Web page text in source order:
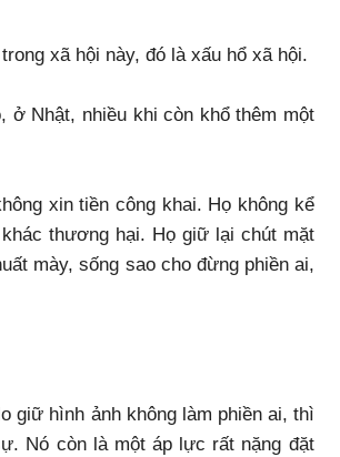
xã hội này, đó là xấu hổ xã hội.
ở Nhật, nhiều khi còn khổ thêm một
xin tiền công khai. Họ không kể
thương hại. Họ giữ lại chút mặt
mày, sống sao cho đừng phiền ai,
giữ hình ảnh không làm phiền ai, thì
Nó còn là một áp lực rất nặng đặt